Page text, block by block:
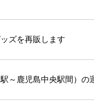
ズを再販します
～鹿児島中央駅間）の